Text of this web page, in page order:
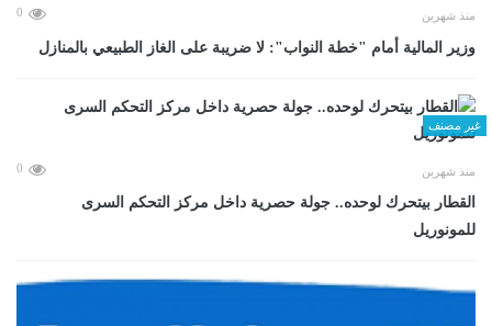
منذ شهرين 0
وزير المالية أمام "خطة النواب": لا ضريبة على الغاز الطبيعي بالمنازل
غير مصنف
منذ شهرين 0
القطار بيتحرك لوحده.. جولة حصرية داخل مركز التحكم السرى
للمونوريل